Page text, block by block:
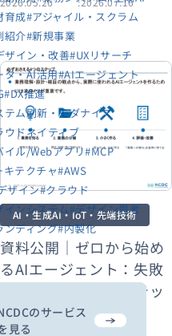
AI・生成AI・IoT・先端技術
資料公開｜ゼロから始め
るAIエージェント：失敗
しないための導入ステッ
プ
育成#アジャイル・スクラム
紹介#新規事業
ザイン・改善#UXリサーチ
タ・AI活用#AIエージェント
#DX推進
テム刷新・モダナイズ
ウドネイティブ
イル/Webアプリ#MCP
キテクチャ#AWS
ザイン#クラウド
インシステム#デザイン思考
ンディング#内製化
のサービス
見る